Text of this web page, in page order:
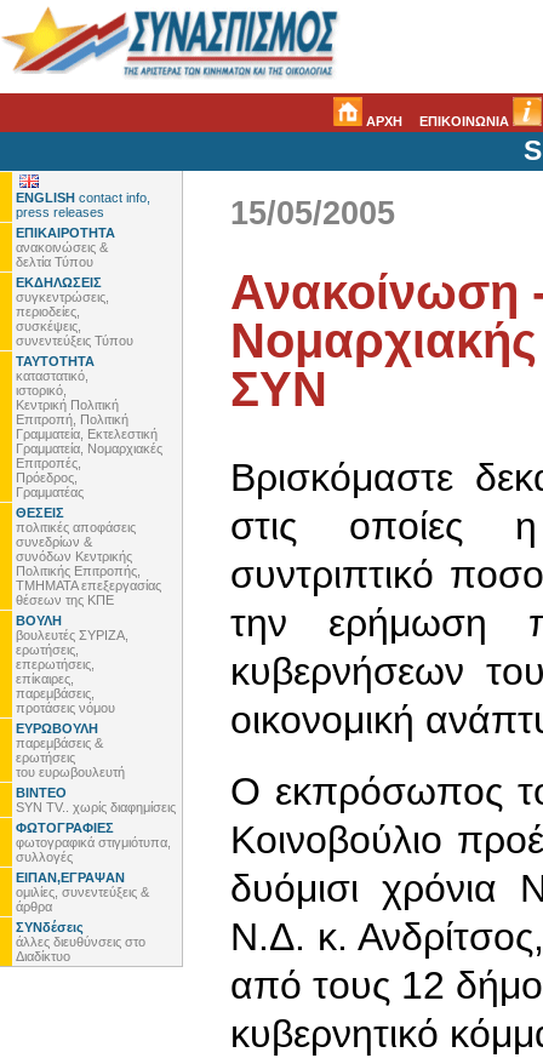
ΑΡΧΗ ΕΠΙΚΟΙΝΩΝΙΑ
ENGLISH contact info,
press releases
ΕΠΙΚΑΙΡΟΤΗΤΑ
ανακοινώσεις &
δελτία Τύπου
ΕΚΔΗΛΩΣΕΙΣ
συγκεντρώσεις,
περιοδείες,
συσκέψεις,
συνεντεύξεις Τύπου
ΤΑΥΤΟΤΗΤΑ
καταστατικό,
ιστορικό,
Κεντρική Πολιτική
Επιτροπή, Πολιτική
Γραμματεία, Εκτελεστική
Γραμματεία, Νομαρχιακές
Επιτροπές,
Πρόεδρος,
Γραμματέας
ΘΕΣΕΙΣ
πολιτικές αποφάσεις
συνεδρίων &
συνόδων Κεντρικής
Πολιτικής Επιτροπής,
ΤΜΗΜΑΤΑ επεξεργασίας
θέσεων της ΚΠΕ
ΒΟΥΛΗ
βουλευτές ΣΥΡΙΖΑ,
ερωτήσεις,
επερωτήσεις,
επίκαιρες,
παρεμβάσεις,
προτάσεις νόμου
ΕΥΡΩΒΟΥΛΗ
παρεμβάσεις &
ερωτήσεις
του ευρωβουλευτή
ΒΙΝΤΕΟ
SYN TV.. χωρίς διαφημίσεις
ΦΩΤΟΓΡΑΦΙΕΣ
φωτογραφικά στιγμιότυπα,
συλλογές
ΕΙΠΑΝ,ΕΓΡΑΨΑΝ
ομιλίες, συνεντεύξεις &
άρθρα
ΣΥΝδέσεις
άλλες διευθύνσεις στο
Διαδίκτυο
15/05/2005
Ανακοίνωση
ΣΥΝ
Βρισκόμαστε
στις οποίες
συντριπτικό
την ερήμωση
κυβερνήσεων
οικονομική
Ο εκπρόσωπος
Κοινοβούλιο
δυόμισι χρόνια
Ν.Δ. κ.
από τους 12
κυβερνητικό